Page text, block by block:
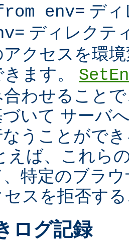
env= デ
ディレクテ
クセスを環
ます。
合わせること
いて サーバ
うことがで
えば、これら
特定のブラ
セスを拒否す
ログ記録